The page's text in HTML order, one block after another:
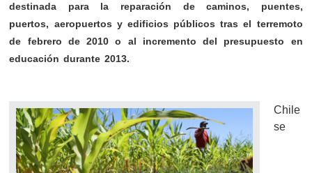
destinada para la reparación de caminos, puentes,
puertos, aeropuertos y edificios públicos tras el terremoto
de febrero de 2010 o al incremento del presupuesto en
educación durante 2013.
Chile
se